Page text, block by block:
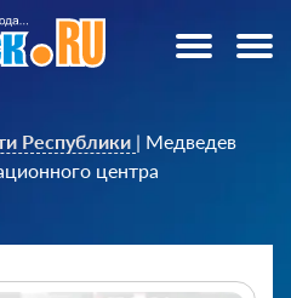
Республики | Медведев
центра